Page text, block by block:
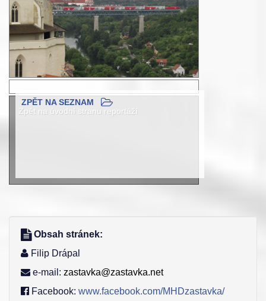
Zpět na úvodní stranu reportáží
ZPĚT NA SEZNAM
Obsah stránek:
Filip Drápal
e-mail: zastavka@zastavka.net
Facebook: www.facebook.com/MHDzastavka/